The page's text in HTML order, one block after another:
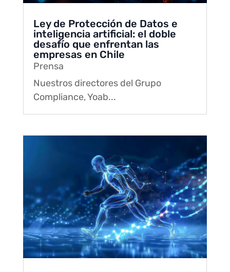
Ley de Protección de Datos e
inteligencia artificial: el doble
desafío que enfrentan las
empresas en Chile
Prensa
Nuestros directores del Grupo
Compliance, Yoab...